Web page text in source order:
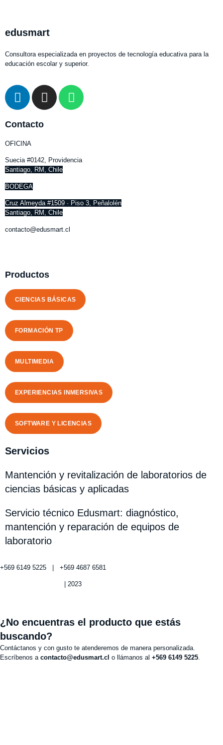
edusmart
Consultora especializada en proyectos de tecnología educativa para la
educación escolar y superior.
Contacto
OFICINA
Suecia #0142, Providencia
Santiago, RM, Chile
BODEGA
Cruz Almeyda #1509 · Piso 3, Peñalolén
Santiago, RM, Chile
contacto@edusmart.cl
Productos
CIENCIAS BÁSICAS
FORMACIÓN TP
MULTIMEDIA
EXPERIENCIAS INMERSIVAS
SOFTWARE Y LICENCIAS
Servicios
Mantención y revitalización de laboratorios de
ciencias básicas y aplicadas
Servicio técnico Edusmart: diagnóstico,
mantención y reparación de equipos de
laboratorio
+569 6149 5225 | +569 4687 6581
| 2023
¿No encuentras el producto que estás
buscando?
Contáctanos y con gusto te atenderemos de manera personalizada.
Escríbenos a contacto@edusmart.cl o llámanos al +569 6149 5225